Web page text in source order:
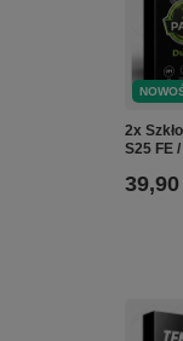
2x
S25 FE
39,90